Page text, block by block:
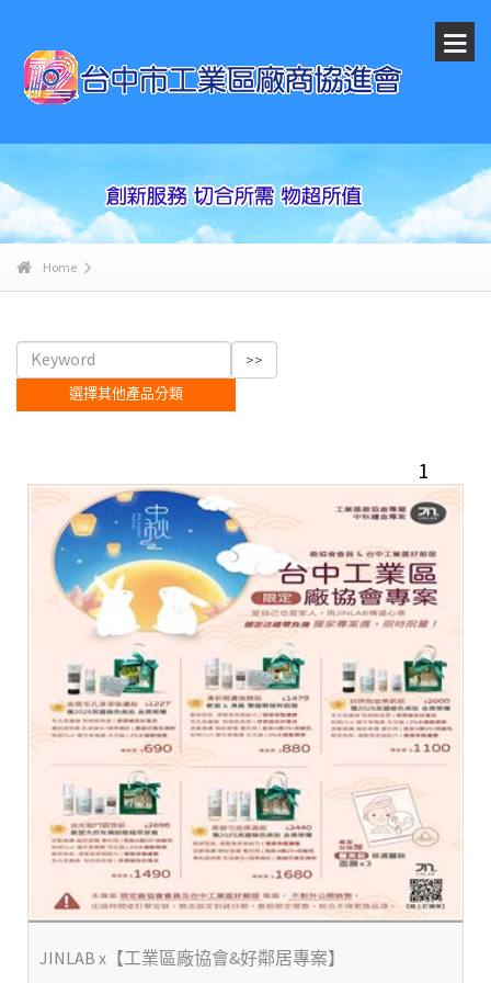
Home
選擇其他產品分類
1
JINLAB x【工業區廠協會&好鄰居專案】